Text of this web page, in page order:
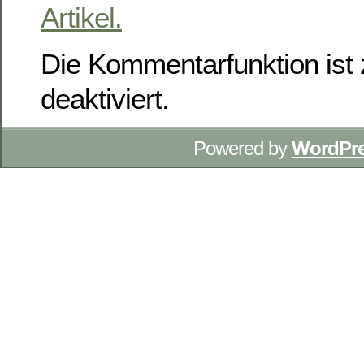
Artikel.
Die Kommentarfunktion ist
deaktiviert.
Powered by